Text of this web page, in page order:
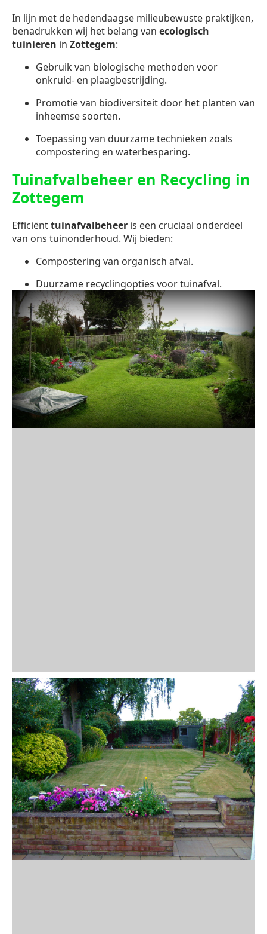
In lijn met de hedendaagse milieubewuste praktijken,
benadrukken wij het belang van ecologisch
tuinieren in Zottegem:
Gebruik van biologische methoden voor
onkruid- en plaagbestrijding.
Promotie van biodiversiteit door het planten van
inheemse soorten.
Toepassing van duurzame technieken zoals
compostering en waterbesparing.
Tuinafvalbeheer en Recycling in
Zottegem
Efficiënttuinafvalbeheer is een cruciaal onderdeel
van ons tuinonderhoud. Wij bieden:
Compostering van organisch afval.
Duurzame recyclingopties voor tuinafval.